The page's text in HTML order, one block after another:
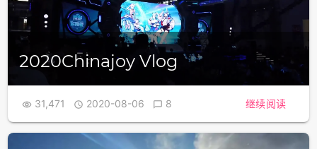
2020Chinajoy Vlog
 31,471  2020-08-06  8 继续阅读